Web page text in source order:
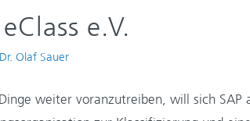
e.V.
Authors
Dr. Olaf Sauer
weiter voranzutreiben, will sich SAP